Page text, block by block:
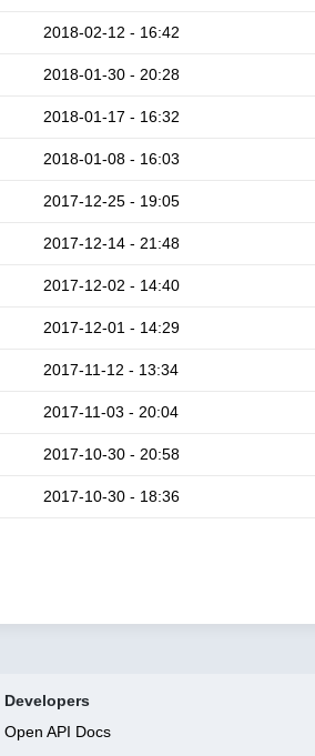
2018-02-12 - 16:42
2018-01-30 - 20:28
2018-01-17 - 16:32
2018-01-08 - 16:03
2017-12-25 - 19:05
2017-12-14 - 21:48
2017-12-02 - 14:40
2017-12-01 - 14:29
2017-11-12 - 13:34
2017-11-03 - 20:04
2017-10-30 - 20:58
2017-10-30 - 18:36
Developers
Open API Docs